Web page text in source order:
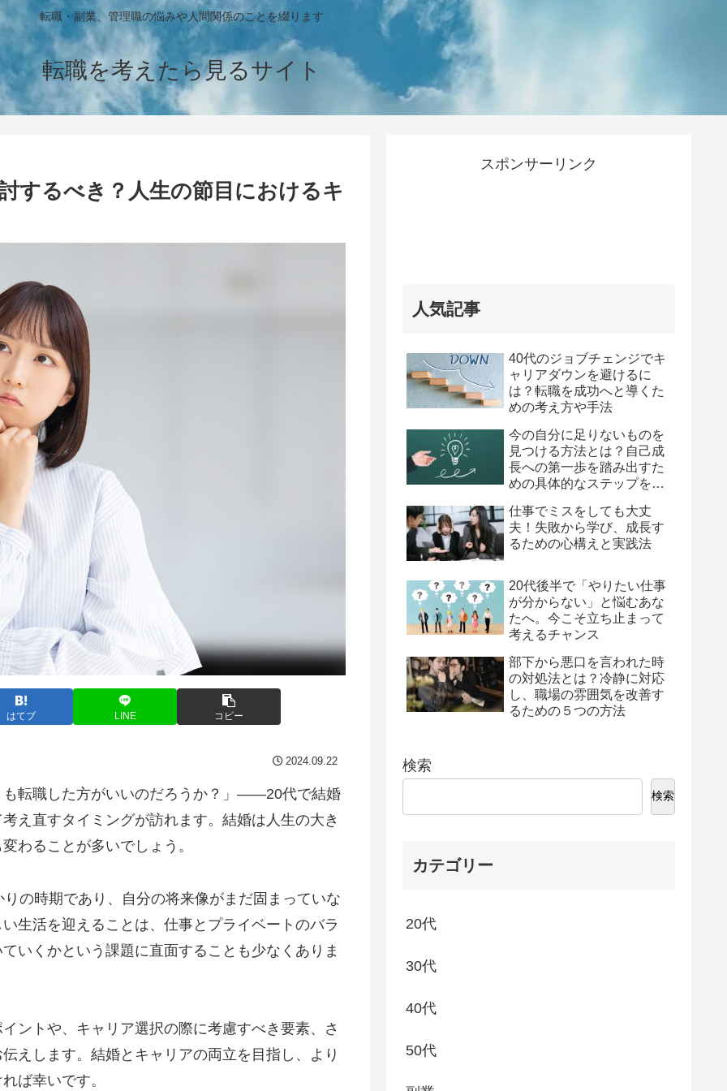
転職・副業、管理職の悩みや人間関係のことを綴ります
転職を考えたら見るサイト
するべき？人生の節目におけるキ
はてブ LINE コピー
2024.09.22
転職した方がいいのだろうか？」――20代で結婚
え直すタイミングが訪れます。結婚は人生の大き
わることが多いでしょう。
の時期であり、自分の将来像がまだ固まっていな
生活を迎えることは、仕事とプライベートのバラ
いくかという課題に直面することも少なくありま
ントや、キャリア選択の際に考慮すべき要素、さ
えします。結婚とキャリアの両立を目指し、より
ば幸いです。
スポンサーリンク
人気記事
40代のジョブチェンジでキ
ャリアダウンを避けるに
は？転職を成功へと導くた
めの考え方や手法
今の自分に足りないものを
見つける方法とは？自己成
長への第一歩を踏み出すた
めの具体的なステップを徹
仕事でミスをしても大丈
夫！失敗から学び、成長す
るための心構えと実践法
20代後半で「やりたい仕事
が分からない」と悩むあな
たへ。今こそ立ち止まって
考えるチャンス
部下から悪口を言われた時
の対処法とは？冷静に対応
し、職場の雰囲気を改善す
るための５つの方法
検索
検索
カテゴリー
20代
30代
40代
50代